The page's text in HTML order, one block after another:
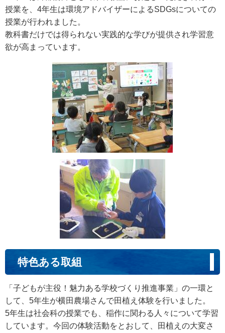
授業を、4年生は環境アドバイザーによるSDGsについての
授業が行われました。
教科書だけでは得られない実践的な学びが提供され学習意
欲が高まっています。
特色ある取組
「子どもが主役！魅力ある学校づくり推進事業」の一環と
して、5年生が横田農場さんで田植え体験を行いました。
5年生は社会科の授業でも、稲作に関わる人々について学習
しています。今回の体験活動をとおして、田植えの大変さ